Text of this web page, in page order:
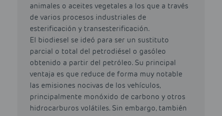
animales o aceites vegetales a los que a través
de varios procesos industriales de
esterificación y transesterificación.
El biodiesel se ideó para ser un sustituto
parcial o total del petrodiésel o gasóleo
obtenido a partir del petróleo. Su principal
ventaja es que reduce de forma muy notable
las emisiones nocivas de los vehículos,
principalmente monóxido de carbono y otros
hidrocarburos volátiles. Sin embargo, también